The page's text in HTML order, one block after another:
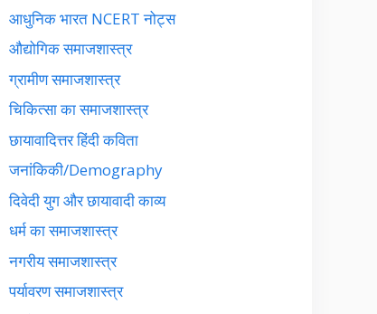
आधुनिक भारत NCERT नोट्स
औद्योगिक समाजशास्त्र
ग्रामीण समाजशास्त्र
चिकित्सा का समाजशास्त्र
छायावादित्तर हिंदी कविता
जनांकिकी/Demography
दिवेदी युग और छायावादी काव्य
धर्म का समाजशास्त्र
नगरीय समाजशास्त्र
पर्यावरण समाजशास्त्र